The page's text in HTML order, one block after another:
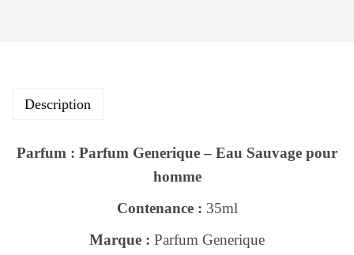
Description
Parfum : Parfum Generique – Eau Sauvage pour
homme
Contenance : 35ml
Marque : Parfum Generique